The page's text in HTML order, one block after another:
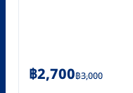
฿3,000
Original
฿2,700
Current